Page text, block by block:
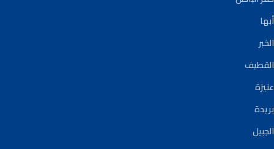
أبها
الخبر
القطيف
عنيزة
بريدة
الجبيل